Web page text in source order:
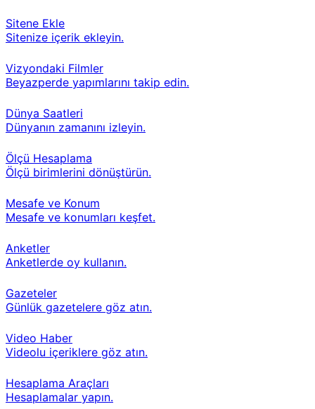
Sitene Ekle
Sitenize içerik ekleyin.
Vizyondaki Filmler
Beyazperde yapımlarını takip edin.
Dünya Saatleri
Dünyanın zamanını izleyin.
Ölçü Hesaplama
Ölçü birimlerini dönüştürün.
Mesafe ve Konum
Mesafe ve konumları keşfet.
Anketler
Anketlerde oy kullanın.
Gazeteler
Günlük gazetelere göz atın.
Video Haber
Videolu içeriklere göz atın.
Hesaplama Araçları
Hesaplamalar yapın.